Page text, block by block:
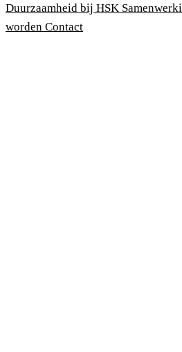
Duurzaamheid bij HSK
worden Contact